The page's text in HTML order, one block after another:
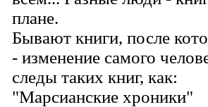
плане.
Бывают книги, после
- изменение самого
следы таких книг, как:
"Марсианские хроники"